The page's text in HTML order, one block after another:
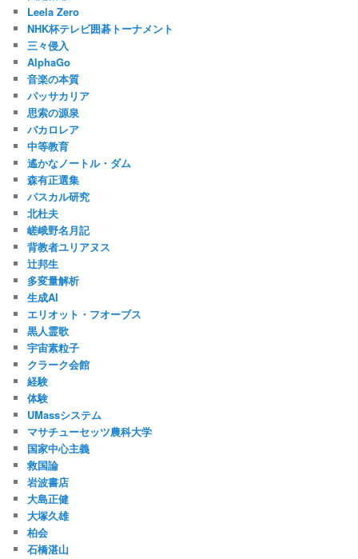
Leela Zero
NHK杯テレビ囲碁トーナメント
三々侵入
AlphaGo
音楽の本質
パッサカリア
思索の源泉
バカロレア
中等教育
遙かなノートル・ダム
森有正選集
パスカル研究
北杜夫
嵯峨野名月記
背教者ユリアヌス
辻邦生
多変量解析
生成AI
エリオット・フオーブス
黒人霊歌
宇宙素粒子
クラーク会館
経験
体験
UMassシステム
マサチューセッツ農科大学
国家中心主義
救国論
岩波書店
大島正健
大塚久雄
柏会
石橋湛山